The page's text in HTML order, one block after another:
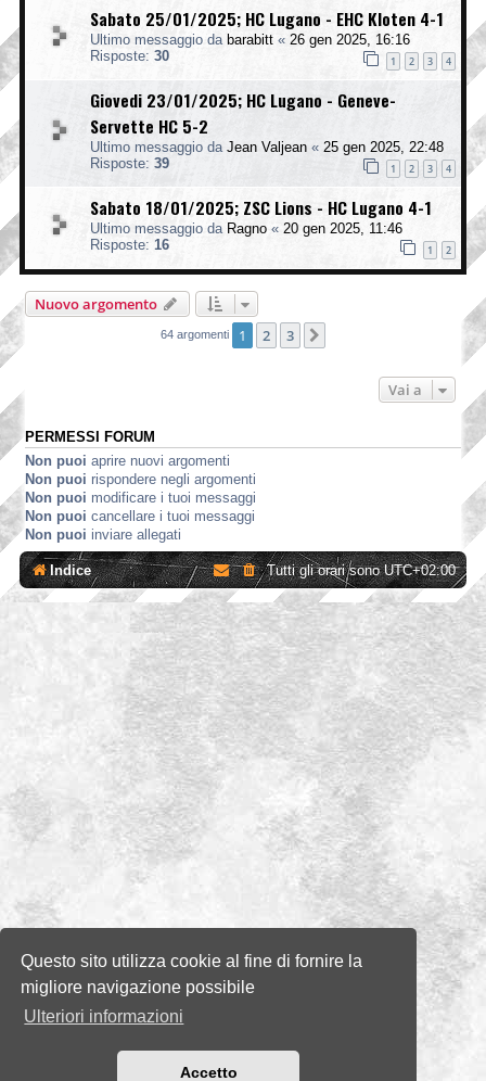
Questo sito utilizza cookie al fine di fornire la
migliore navigazione possibile
Ulteriori informazioni
Accetto
Sabato 25/01/2025; HC Lugano - EHC Kloten 4-1
Ultimo messaggio da barabitt « 26 gen 2025, 16:16
Risposte: 30 1 2 3 4
Giovedi 23/01/2025; HC Lugano - Geneve-
Servette HC 5-2
Ultimo messaggio da Jean Valjean « 25 gen 2025, 22:48
Risposte: 39 1 2 3 4
Sabato 18/01/2025; ZSC Lions - HC Lugano 4-1
Ultimo messaggio da Ragno « 20 gen 2025, 11:46
Risposte: 16 1 2
Nuovo argomento
64 argomenti 1 2 3
Vai a
PERMESSI FORUM
Non puoi aprire nuovi argomenti
Non puoi rispondere negli argomenti
Non puoi modificare i tuoi messaggi
Non puoi cancellare i tuoi messaggi
Non puoi inviare allegati
Indice Tutti gli orari sonoUTC+02:00